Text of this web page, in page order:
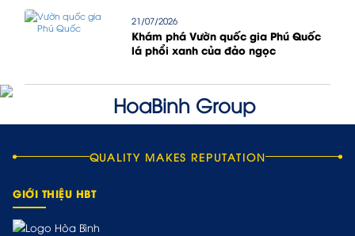
21/07/2026
Khám phá Vườn quốc gia Phú Quốc
lá phổi xanh của đảo ngọc
QUALITY MAKES REPUTATION
GIỚI THIỆU HBT